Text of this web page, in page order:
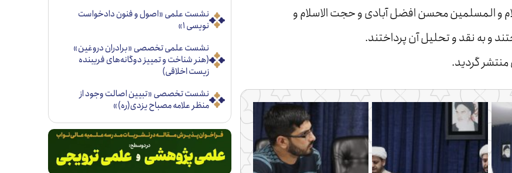
و المسلمین محسن افضل آبادی و حجت الاسلام و
و به نقد و تحلیل آن پرداختند.
گردید.
نشست علمی «اصول و فنون دادخواست
نویسی ۱»
نشست علمی تخصصی «برادران دروغین»
(هنر شناخت و تمییز دوگانه‌های فریبنده
زیست اخلاقی)
نشست تخصصی «تبيين اصالت وجود از
منظر علامه مصباح يزدی(ره)»